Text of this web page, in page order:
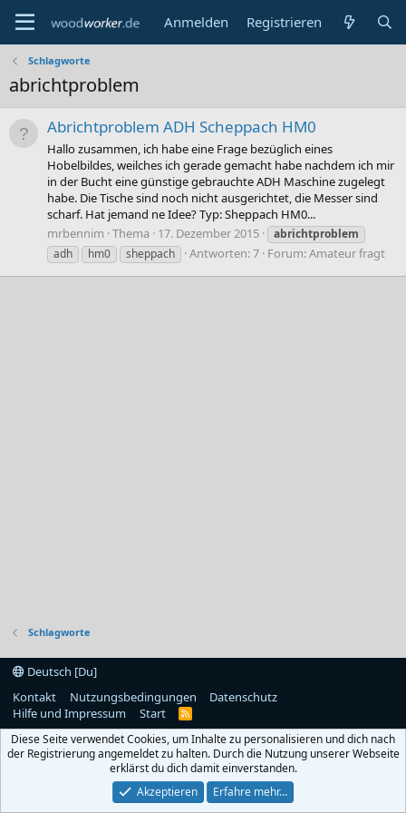
Anmelden Registrieren
Schlagworte
abrichtproblem
Abrichtproblem ADH Scheppach HM0
Hallo zusammen, ich habe eine Frage bezüglich eines
Hobelbildes, weilches ich gerade gemacht habe nachdem ich mir
in der Bucht eine günstige gebrauchte ADH Maschine zugelegt
habe. Die Tische sind noch nicht ausgerichtet, die Messer sind
scharf. Hat jemand ne Idee? Typ: Sheppach HM0...
mrbennim Thema 17. Dezember 2015
abrichtproblem
adh
hm0 sheppach Antworten: 7 Forum:Amateur fragt
Schlagworte
Deutsch [Du]
Kontakt
Nutzungsbedingungen
Datenschutz
Hilfe und Impressum
Start
R
S
Diese Seite verwendet Cookies, um Inhalte zu personalisieren und dich nach
der Registrierung angemeldet zu halten. Durch die Nutzung unserer Webseite
erklärst du dich damit einverstanden.
Akzeptieren
Erfahre mehr…